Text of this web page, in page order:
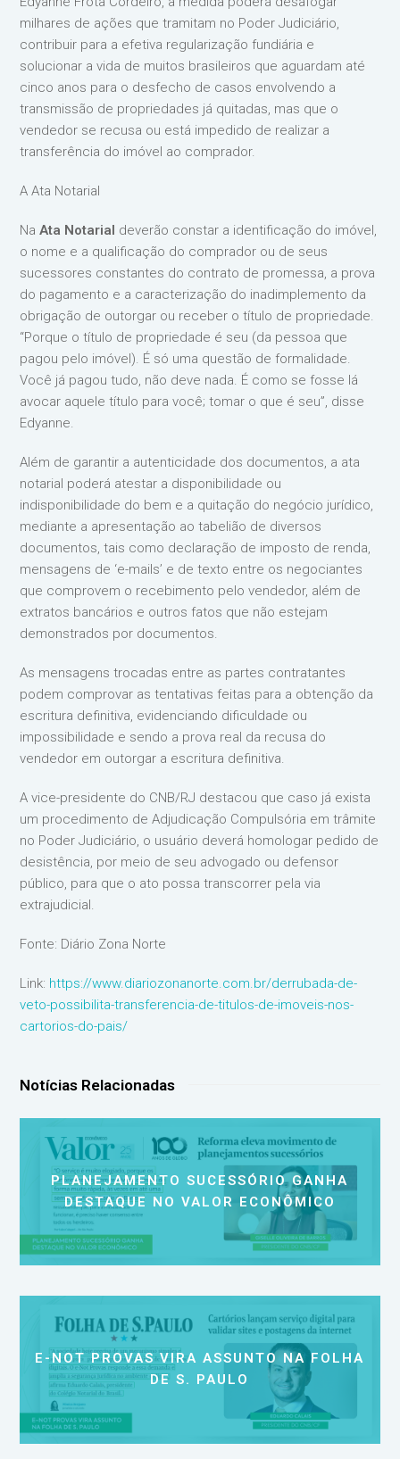
milhares de ações que tramitam no Poder Judiciário,
contribuir para a efetiva regularização fundiária e
solucionar a vida de muitos brasileiros que aguardam até
cinco anos para o desfecho de casos envolvendo a
transmissão de propriedades já quitadas, mas que o
vendedor se recusa ou está impedido de realizar a
transferência do imóvel ao comprador.
A Ata Notarial
NaAta Notarial deverão constar a identificação do imóvel,
o nome e a qualificação do comprador ou de seus
sucessores constantes do contrato de promessa, a prova
do pagamento e a caracterização do inadimplemento da
obrigação de outorgar ou receber o título de propriedade.
“Porque o título de propriedade é seu (da pessoa que
pagou pelo imóvel). É só uma questão de formalidade.
Você já pagou tudo, não deve nada. É como se fosse lá
avocar aquele título para você; tomar o que é seu”, disse
Edyanne.
Além de garantir a autenticidade dos documentos, a ata
notarial poderá atestar a disponibilidade ou
indisponibilidade do bem e a quitação do negócio jurídico,
mediante a apresentação ao tabelião de diversos
documentos, tais como declaração de imposto de renda,
mensagens de ‘e-mails’ e de texto entre os negociantes
que comprovem o recebimento pelo vendedor, além de
extratos bancários e outros fatos que não estejam
demonstrados por documentos.
As mensagens trocadas entre as partes contratantes
podem comprovar as tentativas feitas para a obtenção da
escritura definitiva, evidenciando dificuldade ou
impossibilidade e sendo a prova real da recusa do
vendedor em outorgar a escritura definitiva.
A vice-presidente do CNB/RJ destacou que caso já exista
um procedimento de Adjudicação Compulsória em trâmite
no Poder Judiciário, o usuário deverá homologar pedido de
desistência, por meio de seu advogado ou defensor
público, para que o ato possa transcorrer pela via
extrajudicial.
Fonte: Diário Zona Norte
Link: https://www.diariozonanorte.com.br/derrubada-de-
veto-possibilita-transferencia-de-titulos-de-imoveis-nos-
cartorios-do-pais/
Notícias Relacionadas
PLANEJAMENTO SUCESSÓRIO GANHA
DESTAQUE NO VALOR ECONÔMICO
E-NOT PROVAS VIRA ASSUNTO NA FOLHA
DE S. PAULO